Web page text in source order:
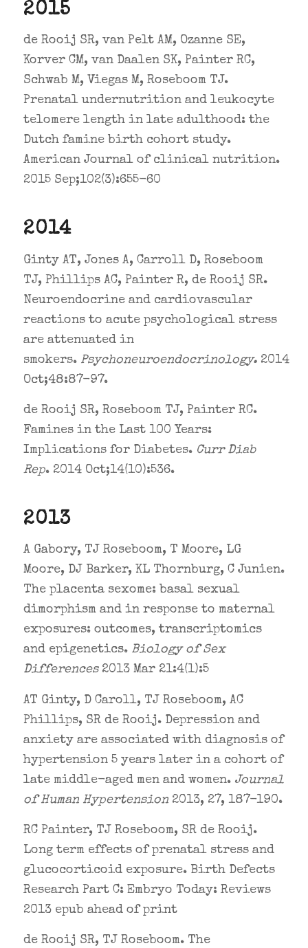
2015
de Rooij SR, van Pelt AM, Ozanne SE,
Korver CM, van Daalen SK, Painter RC,
Schwab M, Viegas M, Roseboom TJ.
Prenatal undernutrition and leukocyte
telomere length in late adulthood: the
Dutch famine birth cohort study.
American Journal of clinical nutrition.
2015 Sep;102(3):655-60
2014
Ginty AT, Jones A, Carroll D, Roseboom
TJ, Phillips AC, Painter R, de Rooij SR.
Neuroendocrine and cardiovascular
reactions to acute psychological stress
are attenuated in
smokers. Psychoneuroendocrinology.2014
Oct;48:87-97.
de Rooij SR, Roseboom TJ, Painter RC.
Famines in the Last 100 Years:
Implications for Diabetes. Curr Diab
Rep. 2014 Oct;14(10):536.
2013
A Gabory, TJ Roseboom, T Moore, LG
Moore, DJ Barker, KL Thornburg, C Junien.
The placenta sexome: basal sexual
dimorphism and in response to maternal
exposures: outcomes, transcriptomics
and epigenetics. Biology of Sex
Differences 2013 Mar 21:4(1):5
AT Ginty, D Caroll, TJ Roseboom, AC
Phillips, SR de Rooij. Depression and
anxiety are associated with diagnosis of
hypertension 5 years later in a cohort of
late middle-aged men and women. Journal
of Human Hypertension 2013, 27, 187-190.
RC Painter, TJ Roseboom, SR de Rooij.
Long term effects of prenatal stress and
glucocorticoid exposure. Birth Defects
Research Part C: Embryo Today: Reviews
2013 epub ahead of print
de Rooij SR, TJ Roseboom. The